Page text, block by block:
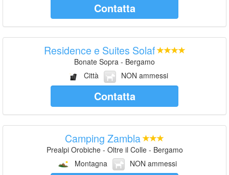
Contatta
Residence e Suites Solaf
Bonate Sopra - Bergamo
Città
NON ammessi
Contatta
Camping Zambla
Prealpi Orobiche - Oltre il Colle - Bergamo
Montagna
NON ammessi